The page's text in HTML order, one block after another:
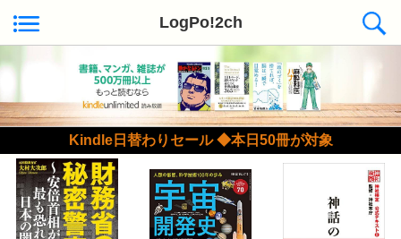
LogPo!2ch
Kindle日替わりセール ◆本日50冊が対象